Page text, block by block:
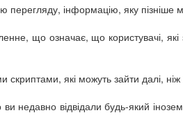
перегляду, інформацію, яку
що означає, що користувачі,
скриптами, які можуть зайти далі,
недавно відвідали будь-який